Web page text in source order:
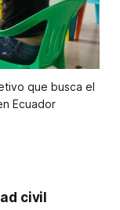
que busca el
Ecuador
civil